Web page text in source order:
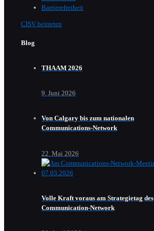
Barrierefreiheit
CISV beitreten
Blog
THAAM 2026
9. Juni 2026
Von Calgary bis zum nationalen
Communications-Network
22. Mai 2026
Volle Kraft voraus am Strategietag des
Communication-Network